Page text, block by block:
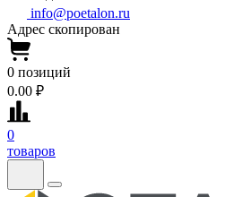
info@poetalon.ru
Адрес скопирован
0 позиций
0.00 ₽
0
товаров